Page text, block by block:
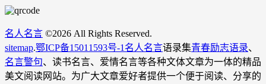
名人名言 ©2026 All Rights Reserved.
sitemap.鄂ICP备15011593号-1 名人名言语录集青春励志语录、
名言警句、读书名言、爱情名言等各种文体文章为一体的精品
美文阅读网站。为广大文章爱好者提供一个便于阅读、分享的